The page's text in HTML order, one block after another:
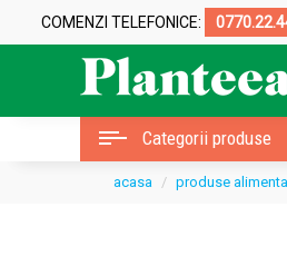
COMENZI TELEFONICE:
Categorii produse
acasa produse